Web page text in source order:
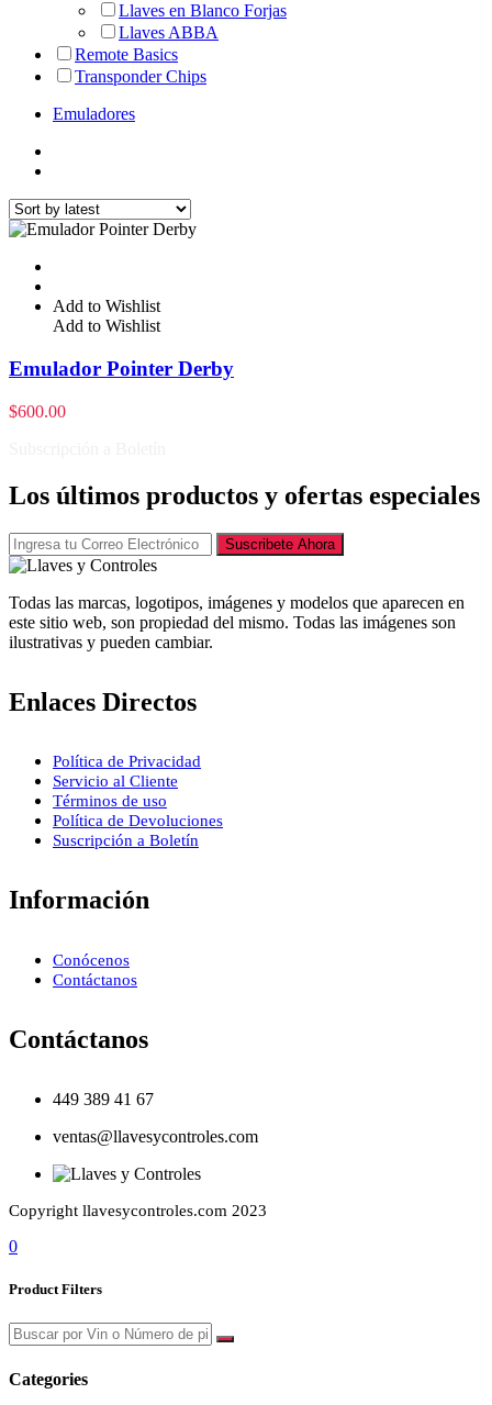
Llaves en Blanco Forjas
Llaves ABBA
Remote Basics
Transponder Chips
Emuladores
Add to Wishlist
Add to Wishlist
Emulador Pointer Derby
$600.00
Los últimos productos y ofertas especiales
Suscribete Ahora
Todas las marcas, logotipos, imágenes y modelos que aparecen en
este sitio web, son propiedad del mismo. Todas las imágenes son
ilustrativas y pueden cambiar.
Enlaces Directos
Política de Privacidad
Servicio al Cliente
Términos de uso
Política de Devoluciones
Suscripción a Boletín
Información
Conócenos
Contáctanos
Contáctanos
449 389 41 67
ventas@llavesycontroles.com
Copyright llavesycontroles.com 2023
0
Product Filters
Categories